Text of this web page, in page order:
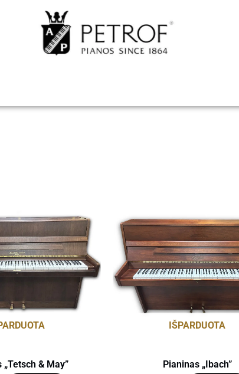
„Tetsch & May”
IŠPARDUOTA
Pianinas „Ibach”